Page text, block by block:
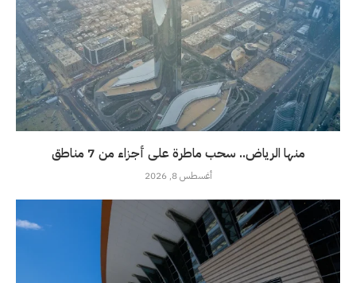
منها الرياض.. سحب ماطرة على أجزاء من 7 مناطق
أغسطس 8, 2026